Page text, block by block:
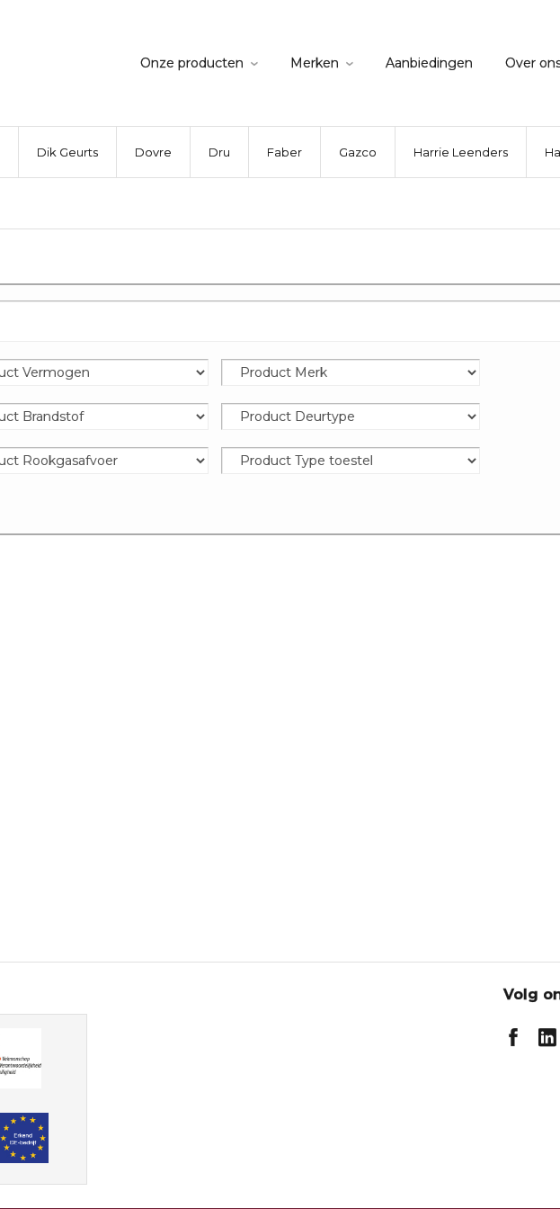
Onze producten Merken Aanbiedingen Over
Dik Geurts Dovre Dru Faber Gazco Harrie Leenders
Volg